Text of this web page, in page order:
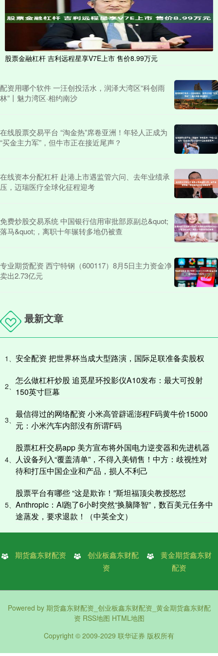
股票金融杠杆 吉利远程星享V7E上市 售价8.99万元
配资用哪个软件 一汪创投活水，润泽大湾区“科创雨
林”丨魅力湾区·相约南沙
在线股票交易平台 “淘金热”席卷亚洲！年轻人正成为
“买金主力军”，但牛市正在接近尾声？
在线资本分配杠杆 赴港上市遇监管六问、去年业绩承
压，迈瑞医疗全球化征程迎考
免费炒股交易系统 中国银行信用审批部原副总&quot;
落马&quot;，离职十年辗转多地仍被查
专业期货配资 西宁特钢（600117）8月5日主力资金净
卖出2.73亿元
最新文章
1、 安全配资 把世界杯当成大型路演，国际足联准备卖股权
2、
怎么做杠杆炒股 追觅星环投影仪A10发布：最大可投射
150英寸巨幕
3、
最信得过的网络配资 小米高管辟谣澎程F码黄牛价15000
元：小米汽车内部没有所谓F码
4、
股票杠杆交易app 美方宣布将外国电力逆变器和先进机器
人设备列入“覆盖清单”，不得入美销售！中方：歧视性对
待和打压中国企业和产品，损人不利己
5、
股票平台有哪些 “这是欺诈！”斯坦福顶尖教授怒怼
Anthropic：AI跑了6小时突然“换脑降智”，数百美元任务中
途蒸发，要求退款！（中英全文）
期货鑫东财配资
创业板鑫东财配
资
黄金期货鑫东财
配资
Powered by 期货鑫东财配资_创业板鑫东财配资_黄金期货鑫东财配
资 RSS地图 HTML地图
Copyright © 2009-2029 联华证券 版权所有